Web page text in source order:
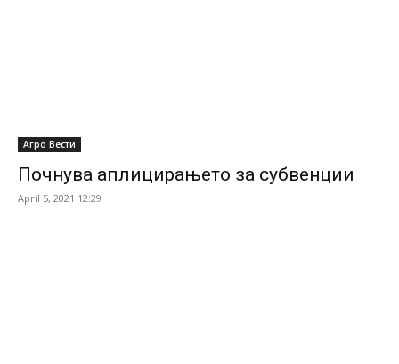
Агро Вести
Почнува аплицирањето за субвенции
April 5, 2021 12:29